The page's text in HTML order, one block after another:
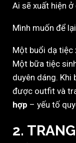
Ai sẽ xuất hiện ở
Mình muốn để
Một buổi dạ tiệc
Một bữa tiệc
duyên dáng. Khi
được outfit và
hợp – yếu tố
2.